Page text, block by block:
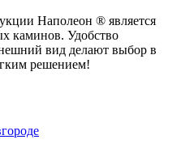
Наполеон ® является
каминов. Удобство
вид делают выбор в
решением!